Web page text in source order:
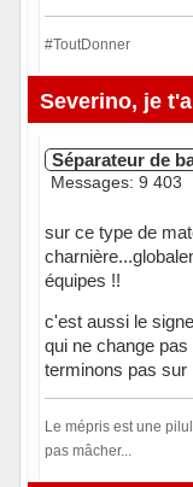
#ToutDonner
Hors ligne
Severino, je
Séparateur de
Messages: 9 403
sur ce type de
équipes !!
c'est aussi le
qui ne change
terminons pas sur
Le mépris est une
pas mâcher...